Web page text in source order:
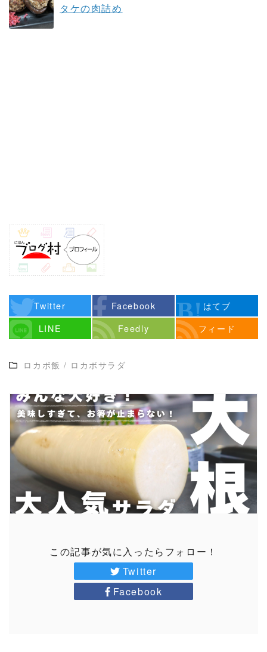
タケの肉詰め
Twitter Facebook
はてブ
LINE
Feedly フィード
ロカボ飯 / ロカボサラダ
この記事が気に入ったらフォロー！
Twitter
Facebook